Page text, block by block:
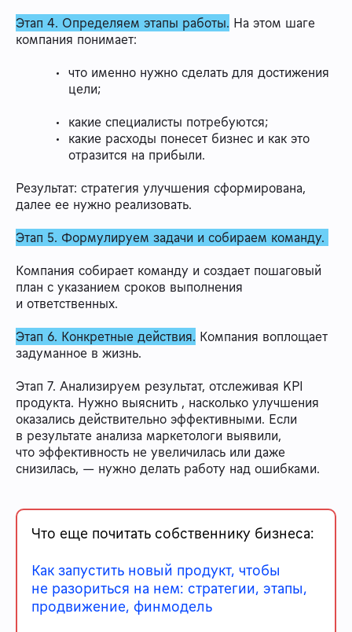
Этап 4. Определяем этапы работы. На этом шаге
компания понимает:
что именно нужно сделать для достижения
цели;
какие специалисты потребуются;
какие расходы понесет бизнес и как это
отразится на прибыли.
Результат: стратегия улучшения сформирована,
далее ее нужно реализовать.
Этап 5. Формулируем задачи и собираем команду.
Компания собирает команду и создает пошаговый
план с указанием сроков выполнения
и ответственных.
Этап 6. Конкретные действия. Компания воплощает
задуманное в жизнь.
Этап 7. Анализируем результат, отслеживая KPI
продукта. Нужно выяснить , насколько улучшения
оказались действительно эффективными. Если
в результате анализа маркетологи выявили,
что эффективность не увеличилась или даже
снизилась, — нужно делать работу над ошибками.
Что еще почитать собственнику бизнеса:
Как запустить новый продукт, чтобы
не разориться на нем: стратегии, этапы,
продвижение, финмодель